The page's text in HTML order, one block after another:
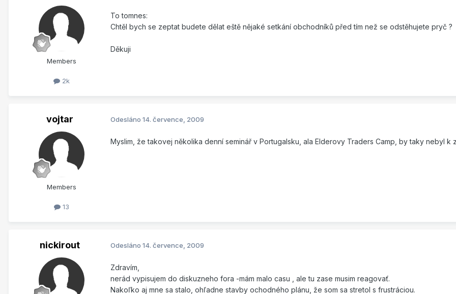
Members
2k
To tomnes:
Chtěl bych se zeptat budete dělat eště nějaké setkání obchodníků před tím než se odstěhujete pryč ?
Děkuji
vojtar
Members
13
Odesláno 14. července, 2009
Myslim, že takovej několika denní seminář v Portugalsku, ala Elderovy Traders Camp, by taky nebyl k
nickirout Odesláno 14. července, 2009
Zdravím,
nerád vypisujem do diskuzneho fora -mám malo casu , ale tu zase musim reagovať.
Nakoľko aj mne sa stalo, ohľadne stavby ochodného plánu, že som sa stretol s frustráciou.